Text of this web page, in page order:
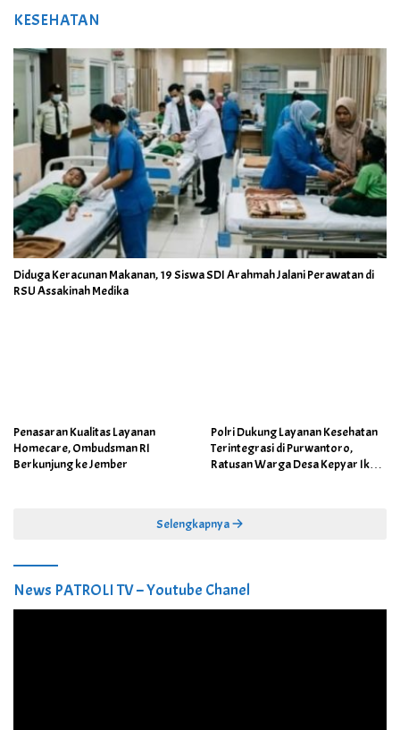
KESEHATAN
Diduga Keracunan Makanan, 19 Siswa SDI Arahmah Jalani Perawatan di
RSU Assakinah Medika
Penasaran Kualitas Layanan
Homecare, Ombudsman RI
Berkunjung ke Jember
Polri Dukung Layanan Kesehatan
Terintegrasi di Purwantoro,
Ratusan Warga Desa Kepyar Ikuti
Selengkapnya
News PATROLI TV – Youtube Chanel